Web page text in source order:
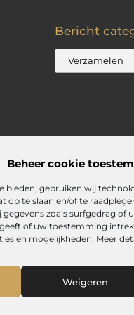
Beheer cookie
bieden, gebruiken wij
op te slaan en/of te
zoals surfgedrag of
of uw toestemming
en mogelijkheden. Meer
Weigeren
Bericht